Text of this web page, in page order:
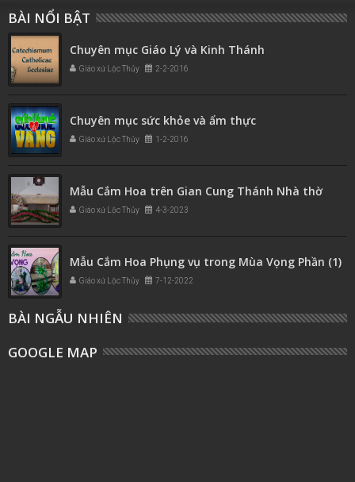
BÀI NỔI BẬT
Chuyên mục Giáo Lý và Kinh Thánh
Giáo xứ Lộc Thủy 2-2-2016
Chuyên mục sức khỏe và ẩm thực
Giáo xứ Lộc Thủy 1-2-2016
Mẫu Cắm Hoa trên Gian Cung Thánh Nhà thờ
Giáo xứ Lộc Thủy 4-3-2023
Mẫu Cắm Hoa Phụng vụ trong Mùa Vọng Phần (1)
Giáo xứ Lộc Thủy 7-12-2022
BÀI NGẪU NHIÊN
GOOGLE MAP